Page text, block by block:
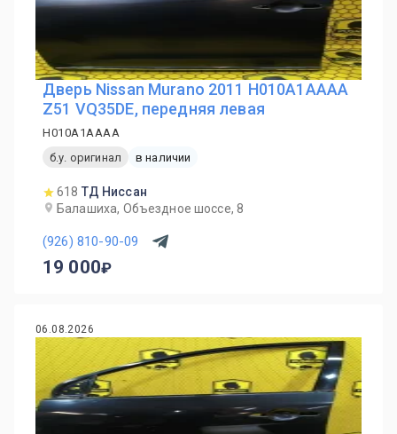
Дверь Nissan Murano 2011 H010A1AAAA
Z51 VQ35DE, передняя левая
H010A1AAAA
б.у. оригинал
в наличии
618 ТД Ниссан
Балашиха, Объездное шоссе, 8
(926) 810-90-09
19 000
06.08.2026